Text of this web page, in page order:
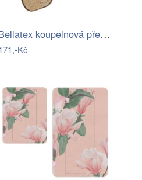
Bellatex koupelnová předložka BANY…
Kč